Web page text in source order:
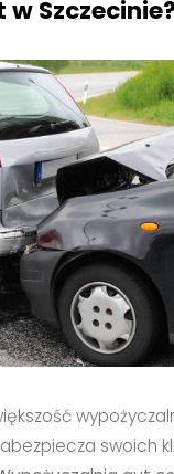
w Szczecinie?
swoich